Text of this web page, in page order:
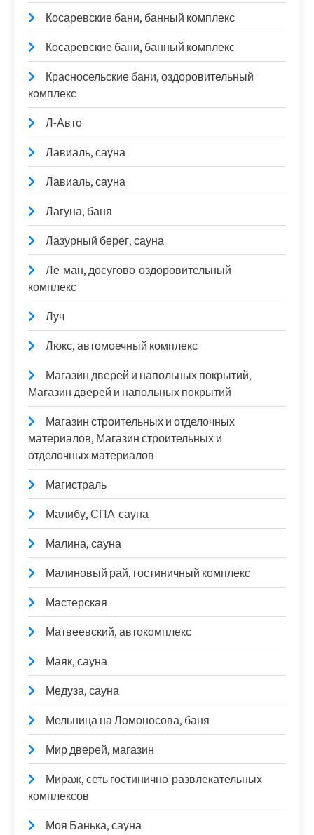
Косаревские бани, банный комплекс
Косаревские бани, банный комплекс
Красносельские бани, оздоровительный
комплекс
Л-Авто
Лавиаль, сауна
Лавиаль, сауна
Лагуна, баня
Лазурный берег, сауна
Ле-ман, досугово-оздоровительный
комплекс
Луч
Люкс, автомоечный комплекс
Магазин дверей и напольных покрытий,
Магазин дверей и напольных покрытий
Магазин строительных и отделочных
материалов, Магазин строительных и
отделочных материалов
Магистраль
Малибу, СПА-сауна
Малина, сауна
Малиновый рай, гостиничный комплекс
Мастерская
Матвеевский, автокомплекс
Маяк, сауна
Медуза, сауна
Мельница на Ломоносова, баня
Мир дверей, магазин
Мираж, сеть гостинично-развлекательных
комплексов
Моя Банька, сауна